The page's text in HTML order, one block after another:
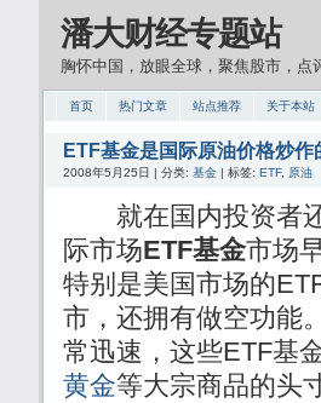
潘大财经专题站
胸怀中国，放眼全球，聚焦股市，点
首页 热门文章 站点推荐 关于本站
ETF基金是国际原油价格炒作
2008年5月25日 | 分类: 基金 | 标签: ETF, 原油
就在国内投资者还
际市场ETF基金市场
特别是美国市场的
市，还拥有做空功能
常迅速，这些ETF基
黄金等大宗商品的头